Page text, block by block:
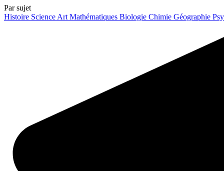
Par sujet
Histoire Science Art Mathématiques Biologie Chimie Géographie